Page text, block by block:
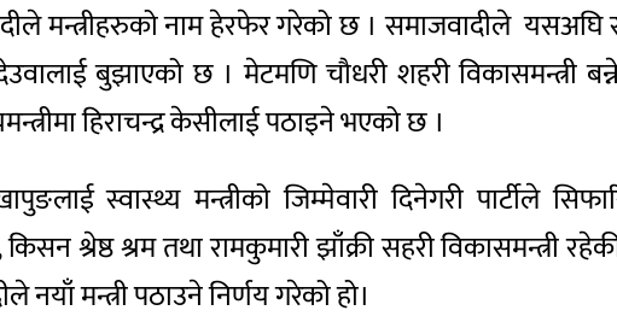
मन्त्रीहरुको नाम हेरफेर गरेको छ । समाजवादीले यसअघि
देउवालाई बुझाएको छ । मेटमणि चौधरी शहरी विकासमन्त्री
हिराचन्द्र केसीलाई पठाइने भएको छ ।
स्वास्थ्य मन्त्रीको जिम्मेवारी दिनेगरी
किसन श्रेष्ठ श्रम तथा रामकुमारी झाँक्री सहरी विकासमन्त्री
नयाँ मन्त्री पठाउने निर्णय गरेको हो।​